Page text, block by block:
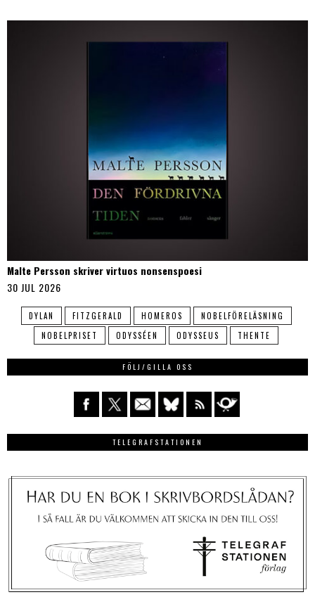
Malte Persson skriver virtuos nonsenspoesi
30 JUL 2026
DYLAN FITZGERALD HOMEROS
NOBELFÖRELÄSNING
NOBELPRISET
ODYSSÉEN ODYSSEUS THENTE
FÖLJ/GILLA OSS
TELEGRAFSTATIONEN